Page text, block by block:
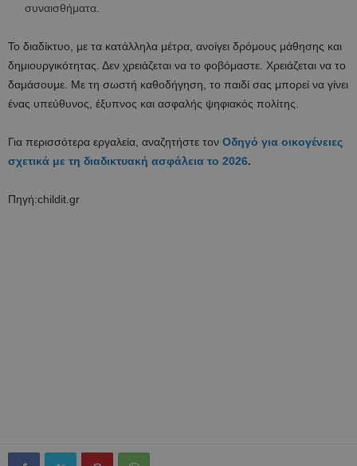
συναισθήματα.
Το διαδίκτυο, με τα κατάλληλα μέτρα, ανοίγει δρόμους μάθησης και
δημιουργικότητας. Δεν χρειάζεται να το φοβόμαστε. Χρειάζεται να το
δαμάσουμε. Με τη σωστή καθοδήγηση, το παιδί σας μπορεί να γίνει
ένας υπεύθυνος, έξυπνος και ασφαλής ψηφιακός πολίτης.
Για περισσότερα εργαλεία, αναζητήστε τον Οδηγό για οικογένειες
σχετικά με τη διαδικτυακή ασφάλεια το 2026.
Πηγή:childit.gr